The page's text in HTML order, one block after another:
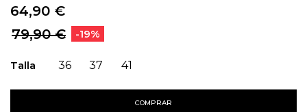
64,90 €
79,90 €
-19%
Talla 36 37 41
COMPRAR